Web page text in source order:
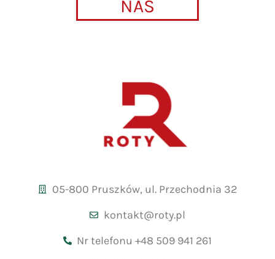
NAS
05-800 Pruszków, ul. Przechodnia 32
kontakt@roty.pl
Nr telefonu +48 509 941 261